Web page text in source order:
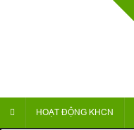
HOẠT ĐỘNG KHCN